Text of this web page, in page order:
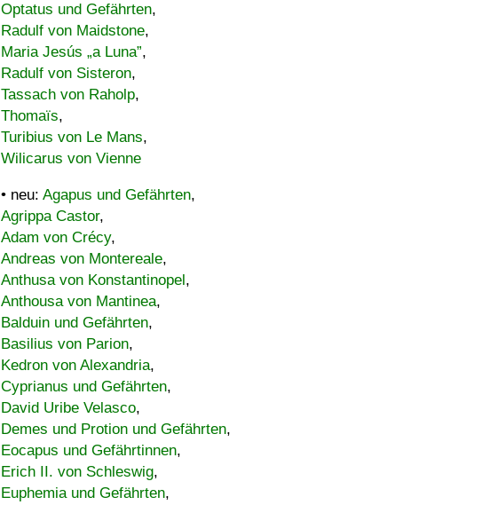
Optatus und Gefährten,
Radulf von Maidstone,
Maria Jesús „a Luna”,
Radulf von Sisteron,
Tassach von Raholp,
Thomaïs,
Turibius von Le Mans,
Wilicarus von Vienne
• neu: Agapus und Gefährten,
Agrippa Castor,
Adam von Crécy,
Andreas von Montereale,
Anthusa von Konstantinopel,
Anthousa von Mantinea,
Balduin und Gefährten,
Basilius von Parion,
Kedron von Alexandria,
Cyprianus und Gefährten,
David Uribe Velasco,
Demes und Protion und Gefährten,
Eocapus und Gefährtinnen,
Erich II. von Schleswig,
Euphemia und Gefährten,